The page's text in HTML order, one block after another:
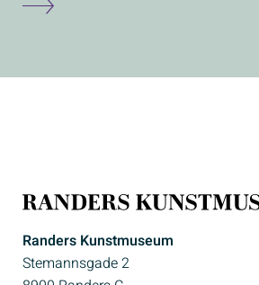
Randers Kunstmuseum
Stemannsgade 2